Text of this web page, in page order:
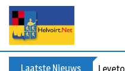
Laatste Nieuws